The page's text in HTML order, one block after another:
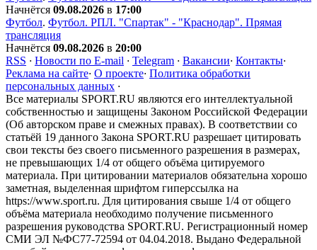
Начнётся 09.08.2026 в 17:00
Футбол. Футбол. РПЛ. "Спартак" - "Краснодар". Прямая
трансляция
Начнётся 09.08.2026 в 20:00
RSS · Новости по E-mail · Telegram · Вакансии· Контакты·
Реклама на сайте· О проекте· Политика обработки
персональных данных ·
Все материалы SPORT.RU являются его интеллектуальной
собственностью и защищены Законом Российской Федерации
(Об авторском праве и смежных правах). В соответствии со
статьёй 19 данного Закона SPORT.RU разрешает цитировать
свои тексты без своего письменного разрешения в размерах,
не превышающих 1/4 от общего объёма цитируемого
материала. При цитировании материалов обязательна хорошо
заметная, выделенная шрифтом гиперссылка на
https://www.sport.ru. Для цитирования свыше 1/4 от общего
объёма материала необходимо получение письменного
разрешения руководства SPORT.RU. Регистрационный номер
СМИ ЭЛ №ФС77-72594 от 04.04.2018. Выдано Федеральной